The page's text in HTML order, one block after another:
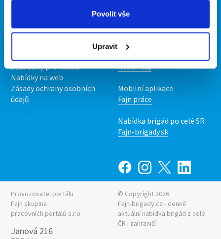
Povolit vše
Upravit
O portálu
O nás
Statistiky pro média
Nabídky na web
Zásady ochrany osobních
údajů
Naše další projekty
Fajn brigády
INwork.cz
Mobilní aplikace
Fajn práce
Nabídka brigád po celé SR
Fajn-brigady.sk
Provozovatel portálu
Fajn skupina
pracovních portálů s.r.o.
Janová 216
© Copyright 2026
Fajn-brigady.cz - denně
aktuální nabídka brigád z celé
ČR i zahraničí